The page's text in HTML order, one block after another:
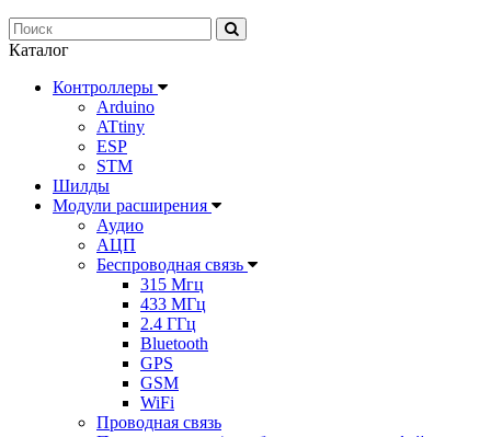
Каталог
Контроллеры
Arduino
ATtiny
ESP
STM
Шилды
Модули расширения
Аудио
АЦП
Беспроводная связь
315 Мгц
433 МГц
2.4 ГГц
Bluetooth
GPS
GSM
WiFi
Проводная связь